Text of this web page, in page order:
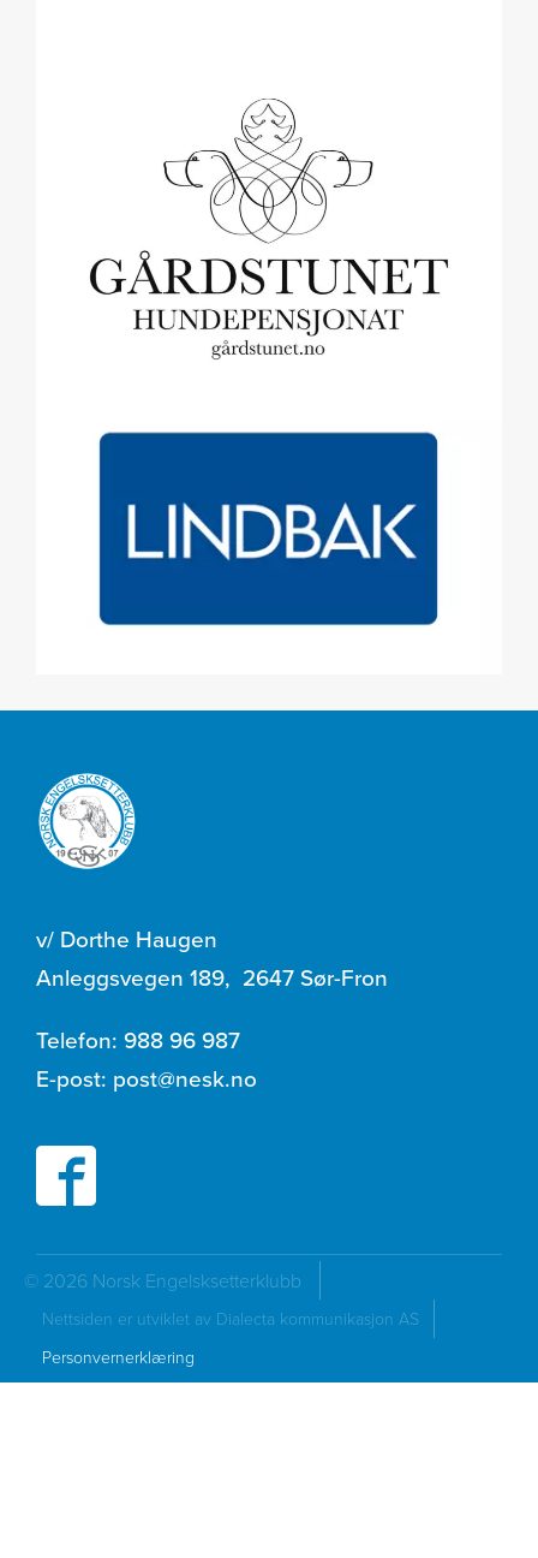
v/ Dorthe Haugen
Anleggsvegen 189, 2647 Sør-Fron
Telefon: 988 96 987
E-post: post@nesk.no
© 2026 Norsk Engelsksetterklubb
Nettsiden er utviklet av Dialecta kommunikasjon AS
Personvernerklæring